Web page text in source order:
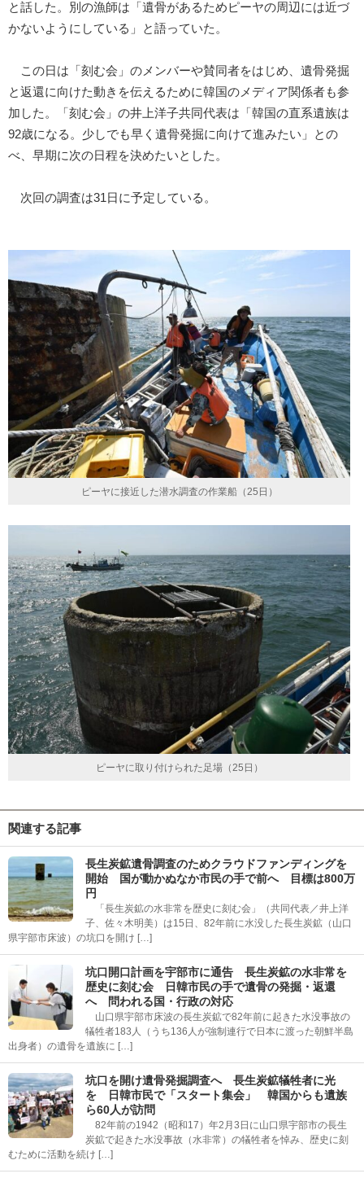
と話した。別の漁師は「遺骨があるためピーヤの周辺には近づ
かないようにしている」と語っていた。
この日は「刻む会」のメンバーや賛同者をはじめ、遺骨発掘
と返還に向けた動きを伝えるために韓国のメディア関係者も参
加した。「刻む会」の井上洋子共同代表は「韓国の直系遺族は
92歳になる。少しでも早く遺骨発掘に向けて進みたい」との
べ、早期に次の日程を決めたいとした。
次回の調査は31日に予定している。
ピーヤに接近した潜水調査の作業船（25日）
ピーヤに取り付けられた足場（25日）
関連する記事
長生炭鉱遺骨調査のためクラウドファンディングを
開始 国が動かぬなか市民の手で前へ 目標は800万
円
「長生炭鉱の水非常を歴史に刻む会」（共同代表／井上洋
子、佐々木明美）は15日、82年前に水没した長生炭鉱（山口
県宇部市床波）の坑口を開け […]
坑口開口計画を宇部市に通告 長生炭鉱の水非常を
歴史に刻む会 日韓市民の手で遺骨の発掘・返還
へ 問われる国・行政の対応
山口県宇部市床波の長生炭鉱で82年前に起きた水没事故の
犠牲者183人（うち136人が強制連行で日本に渡った朝鮮半島
出身者）の遺骨を遺族に […]
坑口を開け遺骨発掘調査へ 長生炭鉱犠牲者に光
を 日韓市民で「スタート集会」 韓国からも遺族
ら60人が訪問
82年前の1942（昭和17）年2月3日に山口県宇部市の長生
炭鉱で起きた水没事故（水非常）の犠牲者を悼み、歴史に刻
むために活動を続け […]